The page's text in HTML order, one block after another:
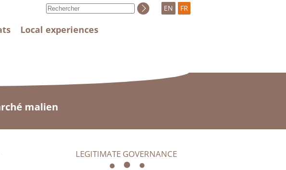
Local experiences
EN FR
malien
LEGITIMATE GOVERNANCE